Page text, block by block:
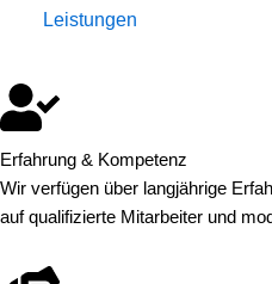
Leistungen
Erfahrung & Kompetenz
Wir verfügen über langjährige
auf qualifizierte Mitarbeiter und